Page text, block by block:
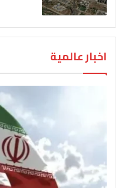
اخبار عالمية